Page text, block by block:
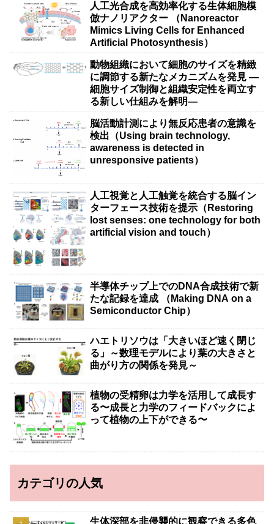
人工光合成を高効率化する生体細胞模
倣ナノリアクター （Nanoreactor
Mimics Living Cells for Enhanced
Artificial Photosynthesis）
動物組織において細胞のサイズを精緻
に調節する新たなメカニズムを発見 ―
細胞サイズ制御と組織安定性を両立す
る新しい仕組みを解明―
脳活動計測により無反応患者の意識を
検出（Using brain technology,
awareness is detected in
unresponsive patients）
人工視覚と人工触覚を統合する脳イン
ターフェース技術を提示（Restoring
lost senses: one technology for both
artificial vision and touch）
半導体チップ上でのDNA合成技術で新
たな記録を達成 （Making DNA on a
Semiconductor Chip）
ハエトリソウは「大きいほど速く閉じ
る」～数理モデルにより葉の大きさと
曲がり方の関係を発見～
植物の受精卵は力学を活用して成長す
る〜成長と力学のフィードバックによ
って植物の上下ができる〜
カテゴリの人気
生体深部を非侵襲的に観察できる多色